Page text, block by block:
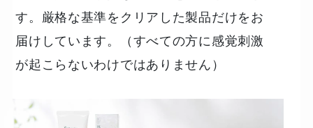
す。厳格な基準をクリアした製品だけをお
届けしています。（すべての方に感覚刺激
が起こらないわけではありません）